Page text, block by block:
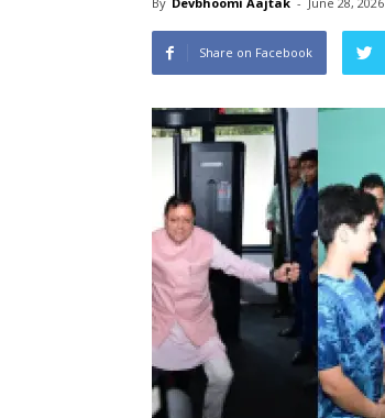
Share on Facebook